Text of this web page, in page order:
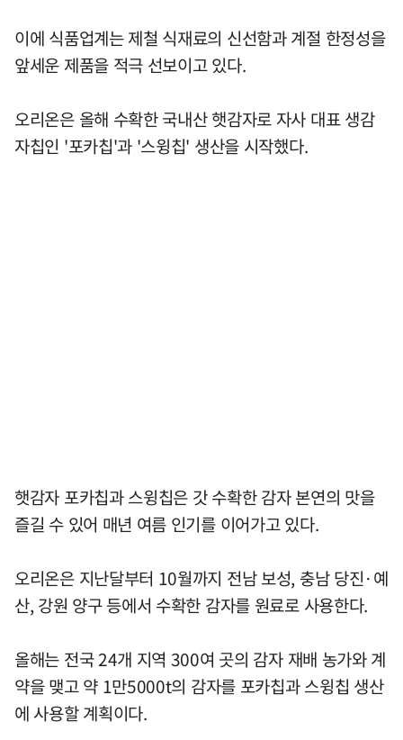
이에 식품업계는 제철 식재료의 신선함과 계절 한정성을
앞세운 제품을 적극 선보이고 있다.
오리온은 올해 수확한 국내산 햇감자로 자사 대표 생감
자칩인 '포카칩'과 '스윙칩' 생산을 시작했다.
햇감자 포카칩과 스윙칩은 갓 수확한 감자 본연의 맛을
즐길 수 있어 매년 여름 인기를 이어가고 있다.
오리온은 지난달부터 10월까지 전남 보성, 충남 당진·예
산, 강원 양구 등에서 수확한 감자를 원료로 사용한다.
올해는 전국 24개 지역 300여 곳의 감자 재배 농가와 계
약을 맺고 약 1만5000t의 감자를 포카칩과 스윙칩 생산
에 사용할 계획이다.